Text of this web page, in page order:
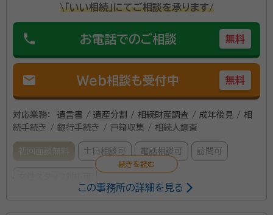
\「いい相続」にてご相談を承ります/
phone お電話でのご相談 無料
mail Web相談も受付中 無料
対応業務：
遺言書 / 遺産分割 / 相続財産調査 / 成年後見 / 相
続手続き / 銀行手続き / 戸籍収集 / 相続人調査
初回面談無料 土日相談可 電話相談可 訪問可
この事務所の詳細を見る